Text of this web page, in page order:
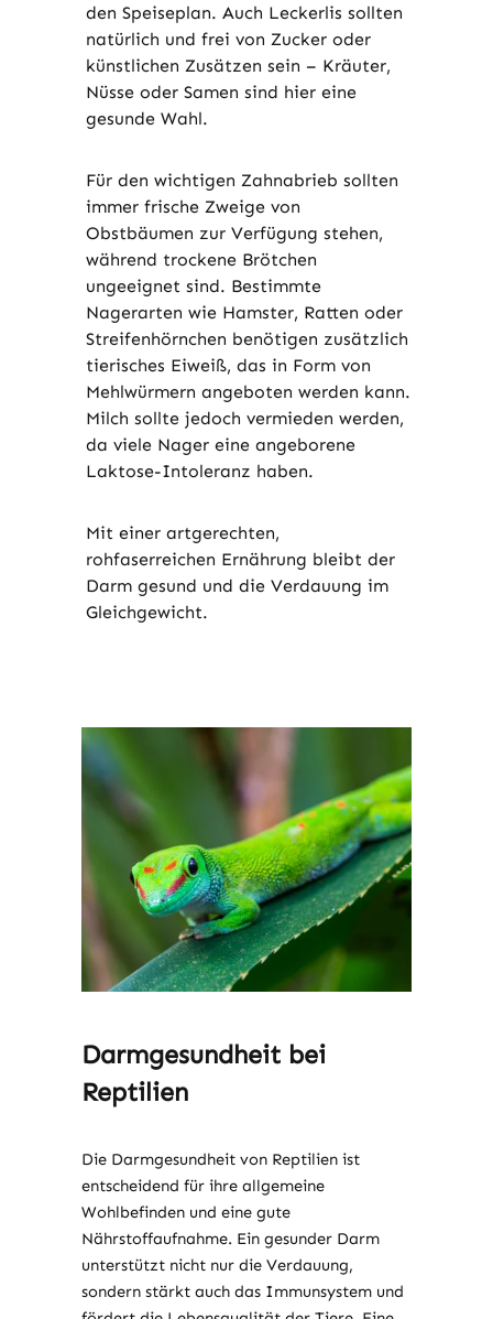
den Speiseplan. Auch Leckerlis sollten
natürlich und frei von Zucker oder
künstlichen Zusätzen sein – Kräuter,
Nüsse oder Samen sind hier eine
gesunde Wahl.
Für den wichtigen Zahnabrieb sollten
immer frische Zweige von
Obstbäumen zur Verfügung stehen,
während trockene Brötchen
ungeeignet sind. Bestimmte
Nagerarten wie Hamster, Ratten oder
Streifenhörnchen benötigen zusätzlich
tierisches Eiweiß, das in Form von
Mehlwürmern angeboten werden kann.
Milch sollte jedoch vermieden werden,
da viele Nager eine angeborene
Laktose-Intoleranz haben.
Mit einer artgerechten,
rohfaserreichen Ernährung bleibt der
Darm gesund und die Verdauung im
Gleichgewicht.
Darmgesundheit bei
Reptilien
Die Darmgesundheit von Reptilien ist
entscheidend für ihre allgemeine
Wohlbefinden und eine gute
Nährstoffaufnahme. Ein gesunder Darm
unterstützt nicht nur die Verdauung,
sondern stärkt auch das Immunsystem und